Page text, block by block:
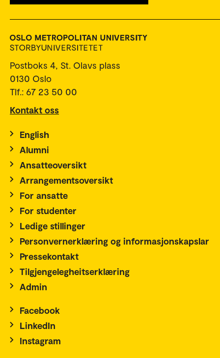
Postboks 4, St. Olavs plass
0130 Oslo
Tlf.: 67 23 50 00
Kontakt oss
English
Alumni
Ansatteoversikt
Arrangementsoversikt
For ansatte
For studenter
Ledige stillinger
Personvernerklæring og informasjonskapslar
Pressekontakt
Tilgjengelegheitserklæring
Admin
Facebook
LinkedIn
Instagram